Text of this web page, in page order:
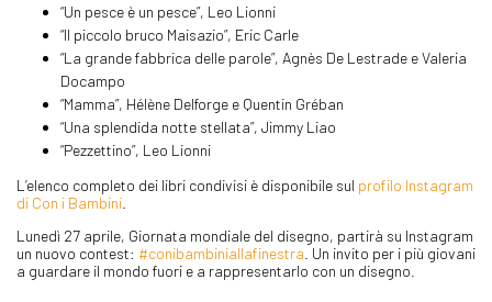
“Un pesce è un pesce”, Leo Lionni
“Il piccolo bruco Maisazio”, Eric Carle
“La grande fabbrica delle parole”, Agnès De Lestrade e Valeria
Docampo
“Mamma”, Hélène Delforge e Quentin Gréban
“Una splendida notte stellata”, Jimmy Liao
“Pezzettino”, Leo Lionni
L’elenco completo dei libri condivisi è disponibile sul profilo Instagram
di Con i Bambini
Lunedì 27 aprile, Giornata mondiale del disegno, partirà su Instagram
un nuovo contest: #conibambiniallafinestra . Un invito per i più giovani
a guardare il mondo fuori e a rappresentarlo con un disegno.